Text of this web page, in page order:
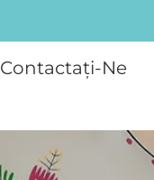
Contactați-Ne